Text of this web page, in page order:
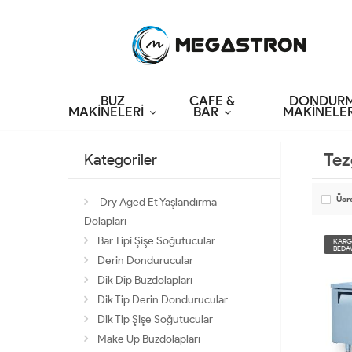
BUZ
MAKİNELERİ
CAFE &
BAR
Kategoriler
Dry Aged Et Yaşlandırma
Dolapları
Bar Tipi Şişe Soğutucular
Derin Dondurucular
Dik Dip Buzdolapları
Dik Tip Derin Dondurucular
Dik Tip Şişe Soğutucular
Make Up Buzdolapları